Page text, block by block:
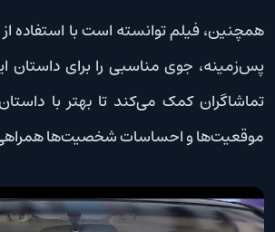
همچنین، فیلم توانسته است با استفاده
پس‌زمینه، جوی مناسبی را برای داستان
تماشاگران کمک می‌کند تا بهتر با
موقعیت‌ها و احساسات شخصیت‌ها